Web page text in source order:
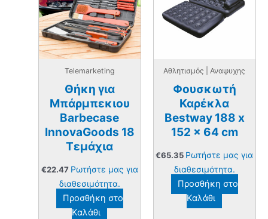
Telemarketing
Θήκη για
Mπάρμπεκιου
Barbecase
InnovaGoods 18
Τεμάχια
€22.47 Ρωτήστε μας για
διαθεσιμότητα.
Προσθήκη στο
Καλάθι
Αθλητισμός | Αναψυχης
Φουσκωτή
Καρέκλα
Bestway 188 x
152 x 64 cm
€65.35 Ρωτήστε μας για
διαθεσιμότητα.
Προσθήκη στο
Καλάθι